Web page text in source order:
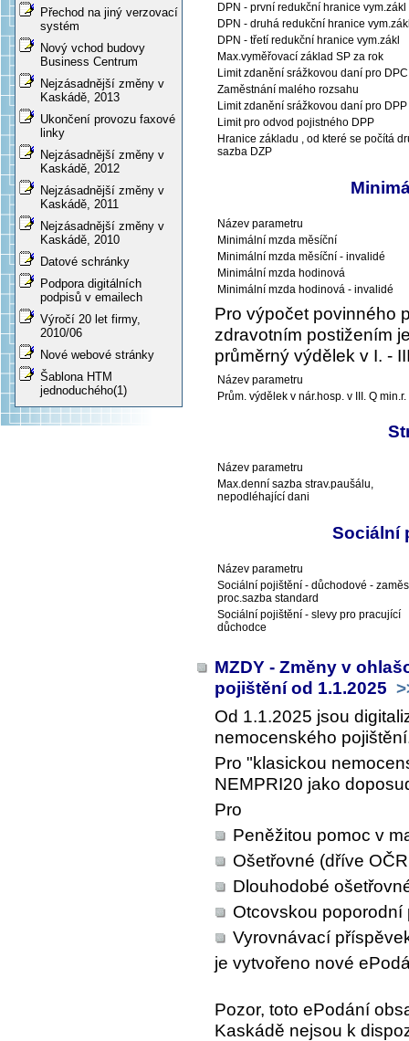
Přechod na jiný verzovací
systém
Nový vchod budovy
Business Centrum
Nejzásadnější změny v
Kaskádě, 2013
Ukončení provozu faxové
linky
Nejzásadnější změny v
Kaskádě, 2012
Nejzásadnější změny v
Kaskádě, 2011
Nejzásadnější změny v
Kaskádě, 2010
Datové schránky
Podpora digitálních
podpisů v emailech
Výročí 20 let firmy,
2010/06
Nové webové stránky
Šablona HTM
jednoduchého(1)
DPN - první redukční hranice vym.zákl
DPN - druhá redukční hranice
DPN - třetí redukční hranice vym.zákl
Max.vyměřovací základ SP za rok
Limit zdanění srážkovou daní pro DPC
Zaměstnání malého rozsahu
Limit zdanění srážkovou daní pro DPP
Limit pro odvod pojistného DPP
Hranice základu , od které se počítá
sazba DZP
Název parametru
Minimální mzda měsíční
Minimální mzda měsíční - invalidé
Minimální mzda hodinová
Minimální mzda hodinová - invalidé
Pro výpočet povinného
zdravotním postižením
průměrný výdělek v I. -
Název parametru
Prům. výdělek v nár.hosp. v III. Q min.r.
Název parametru
Max.denní sazba strav.paušálu,
nepodléhající dani
Sociální
Název parametru
Sociální pojištění - důchodové -
proc.sazba standard
Sociální pojištění - slevy pro pracující
důchodce
MZDY - Změny v
pojištění od 1.1.2025
Od 1.1.2025 jsou
nemocenského
Pro "klasickou
NEMPRI20 jako
Pro
Peněžitou pomoc v
Ošetřovné (dříve
Dlouhodobé
Otcovskou poporodní
Vyrovnávací
je vytvořeno nové
Pozor, toto ePodání
Kaskádě nejsou k